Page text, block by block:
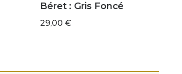
Béret : Gris Foncé
29,00 €